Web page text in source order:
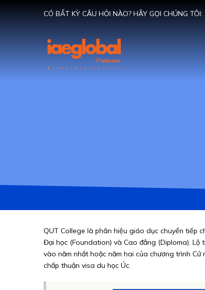
CÓ BẤT KỲ CÂU HỎI NÀO? HÃY GỌI CHÚNG TÔI:
QUT College là phân hiệu giáo dục chuyển tiếp
Đại học (Foundation) và Cao đẳng (Diploma).
vào năm nhất hoặc năm hai của chương trình
chấp thuận visa du học Úc.